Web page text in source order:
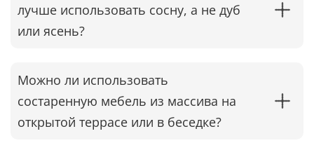
лучше использовать сосну, а не дуб
или ясень?
Можно ли использовать
состаренную мебель из массива на
открытой террасе или в беседке?